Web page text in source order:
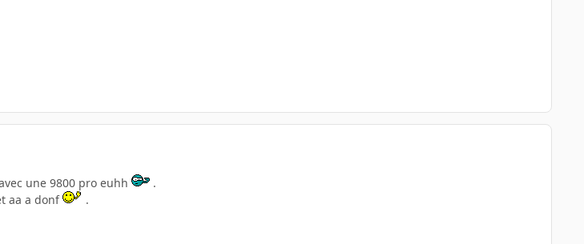
une 9800 pro euhh
.
aa a donf
.